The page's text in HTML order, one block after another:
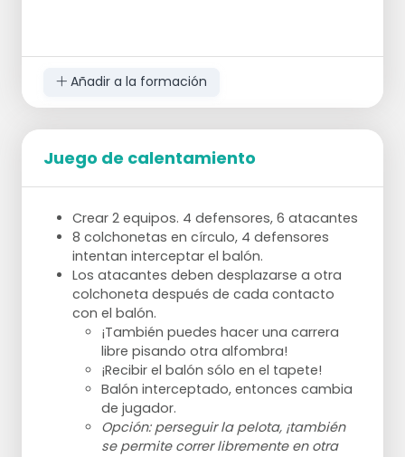
Añadir a la formación
Juego de calentamiento
Crear 2 equipos. 4 defensores, 6 atacantes
8 colchonetas en círculo, 4 defensores
intentan interceptar el balón.
Los atacantes deben desplazarse a otra
colchoneta después de cada contacto
con el balón.
¡También puedes hacer una carrera
libre pisando otra alfombra!
¡Recibir el balón sólo en el tapete!
Balón interceptado, entonces cambia
de jugador.
Opción: perseguir la pelota, ¡también
se permite correr libremente en otra